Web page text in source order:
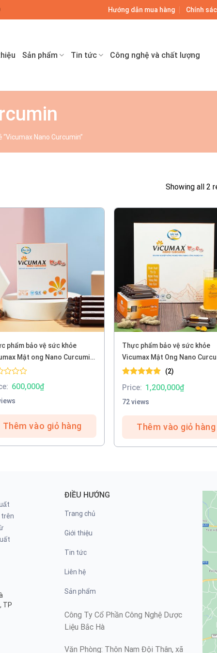
Hướng dẫn mua hàng Chính
Sản phẩm Tin tức Công nghệ và chất lượng
Nano Curcumin”
Showing all 2
phẩm bảo vệ sức khỏe
Nano Curcumin
600,000₫
Thêm vào giỏ hàng
Thực phẩm bảo vệ sức khỏe
Vicumax Mật Ong Nano
(60 tuýp)
hạng5.00
5 sao
(2)
Price: 1,200,000₫
72 views
Thêm vào giỏ hàng
trên
TP
ĐIỀU HƯỚNG
Trang chủ
Giới thiệu
Tin tức
Liên hệ
Sản phẩm
Công Ty Cổ Phần Công Nghệ Dược
Liệu Bắc Hà
Văn Phòng: Thôn Nam Đội Thân, xã